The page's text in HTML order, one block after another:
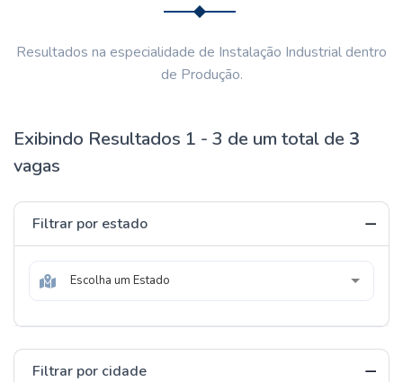
Resultados na especialidade de Instalação Industrial dentro
de Produção.
Exibindo Resultados 1 - 3 de um total de 3
vagas
Filtrar por estado
Escolha um Estado
Filtrar por cidade